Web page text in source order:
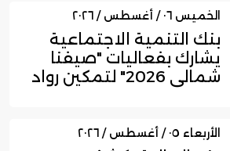
الخميس ٠٦ / أغسطس / ٢٠٢٦
بنك التنمية الاجتماعية
يشارك بفعاليات "صيفنا
شمالي 2026" لتمكين رواد
الأربعاء ٠٥ / أغسطس / ٢٠٢٦